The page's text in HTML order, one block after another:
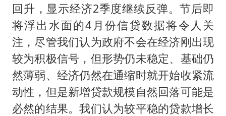
村民谈“梅姨”：叫的其实是“媒姨”
东方甄选被判赔偿江小白30万元
中国养老床位“三连降”
奋进开新局 实干挑大梁
回升，显示经济2季度继续反弹。节后即
将浮出水面的4月份信贷数据将令人关
注，尽管我们认为政府不会在经济刚出现
较为积极信号，但形势仍未稳定、基础仍
然薄弱、经济仍然在通缩时就开始收紧流
动性，但是新增贷款规模自然回落可能是
必然的结果。我们认为较平稳的贷款增长